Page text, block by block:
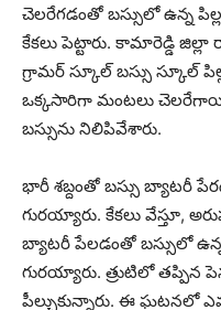
చెలరేగడంతో బస్సులో ఉన్న
కేకలు పెట్టారు. కామారెడ్డి
గ్రామర్ స్కూల్ బస్సు స్కూల్
ఒక్కసారిగా మంటలు చెలరేగాయి.
బస్సును నిలిపివేశారు.
భారీ శబ్దంతో బస్సు బ్యాటరీ
గురయ్యారు. కేకలు వేస్తూ,
బ్యాటరీ పేలడంతో బస్సులో
గురయ్యారు. త్రుటిలో తప్పిన
పీల్చుకున్నారు. ఈ